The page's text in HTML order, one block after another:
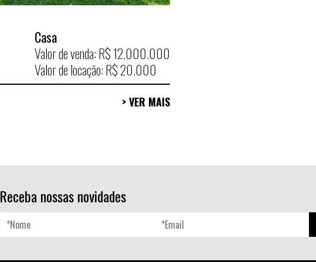
Casa
Valor de venda: R$ 12.000.000
Valor de locação: R$ 20.000
> VER MAIS
Receba nossas novidades